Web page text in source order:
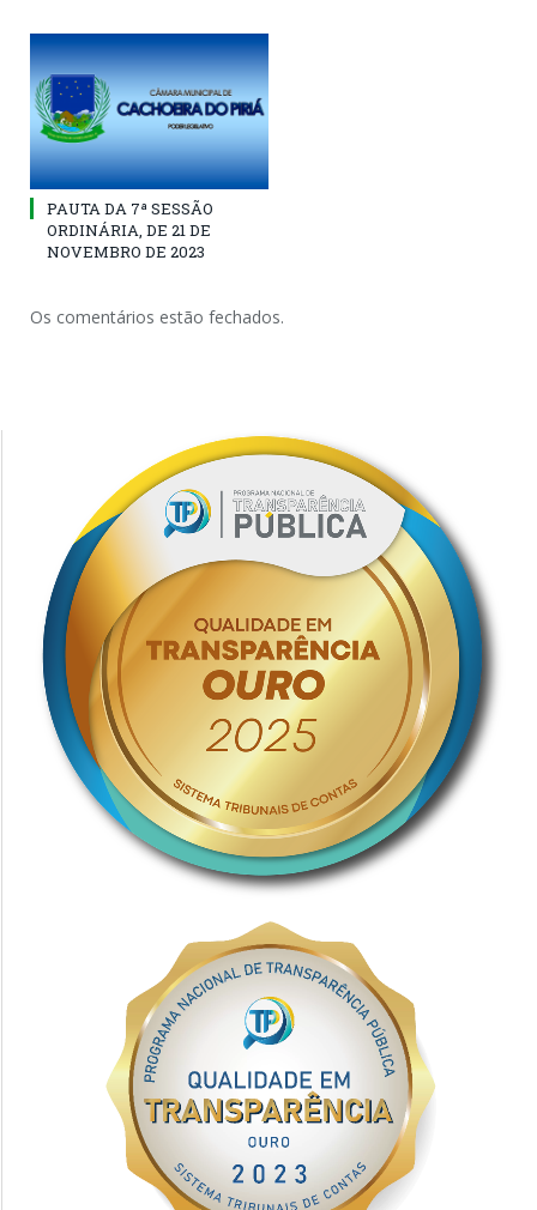
PAUTA DA 7ª SESSÃO
ORDINÁRIA, DE 21 DE
NOVEMBRO DE 2023
Os comentários estão fechados.